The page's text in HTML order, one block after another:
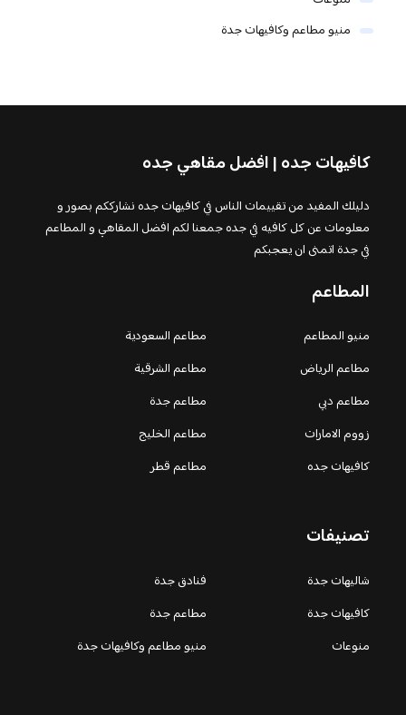
منيو مطاعم وكافيهات جدة
كافيهات جده | افضل مقاهي جده
دليلك المفيد من تقييمات الناس في كافيهات جده نشارككم بصور و
معلومات عن كل كافيه في جده جمعنا لكم افضل المقاهي و المطاعم
في جدة اتمنى ان يعجبكم
المطاعم
منيو المطاعم
مطاعم السعودية
مطاعم الرياض
مطاعم الشرقية
مطاعم دبي
مطاعم جدة
زووم الامارات
مطاعم الخليج
كافيهات جده
مطاعم قطر
تصنيفات
شاليهات جدة
فنادق جدة
كافيهات جدة
مطاعم جدة
منوعات
منيو مطاعم وكافيهات جدة